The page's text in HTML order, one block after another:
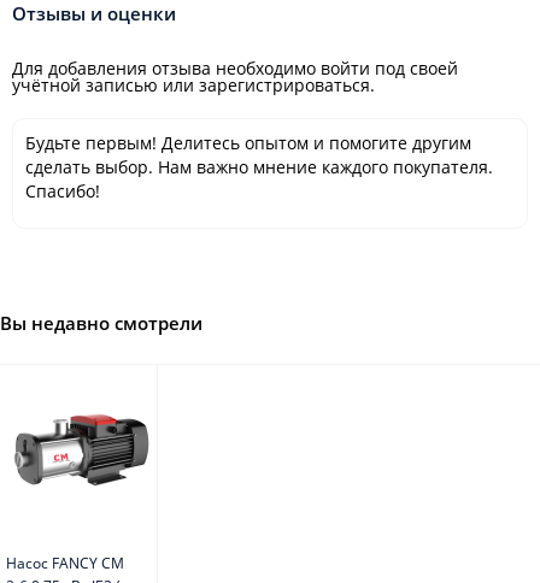
Отзывы и оценки
Для добавления отзыва необходимо войти под своей
учётной записью или зарегистрироваться.
Будьте первым! Делитесь опытом и помогите другим
сделать выбор. Нам важно мнение каждого покупателя.
Спасибо!
Вы недавно смотрели
Насос FANCY CM